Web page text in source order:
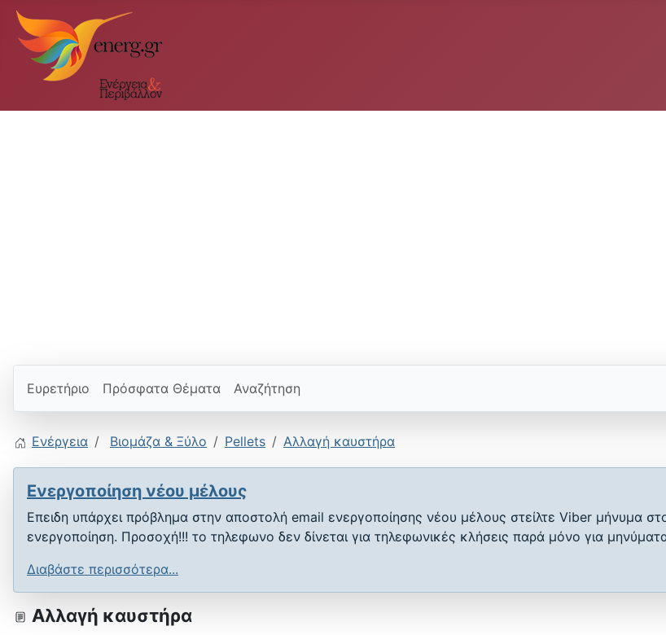
Ευρετήριο Πρόσφατα Θέματα Αναζήτηση
Ενέργεια Βιομάζα & Ξύλο Pellets Αλλαγή καυστήρα
Ενεργοποίηση νέου μέλους
Επειδη υπάρχει πρόβλημα στην αποστολή email ενεργοποίησης νέου μέλους στείλτε Viber μήνυμα
ενεργοποίηση. Προσοχή!!! το τηλεφωνο δεν δίνεται για τηλεφωνικές κλήσεις παρά μόνο για
Διαβάστε περισσότερα...
Αλλαγή καυστήρα